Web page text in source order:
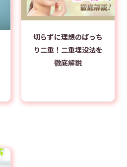
切らずに理想のぱっち
り二重！二重埋没法を
徹底解説